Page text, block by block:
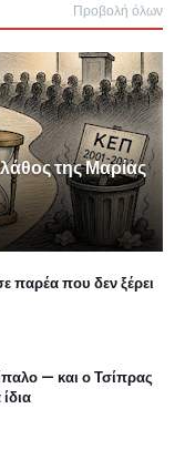
Προβολή όλων
της Μαρίας
παρέα που δεν ξέρει
— και ο Τσίπρας